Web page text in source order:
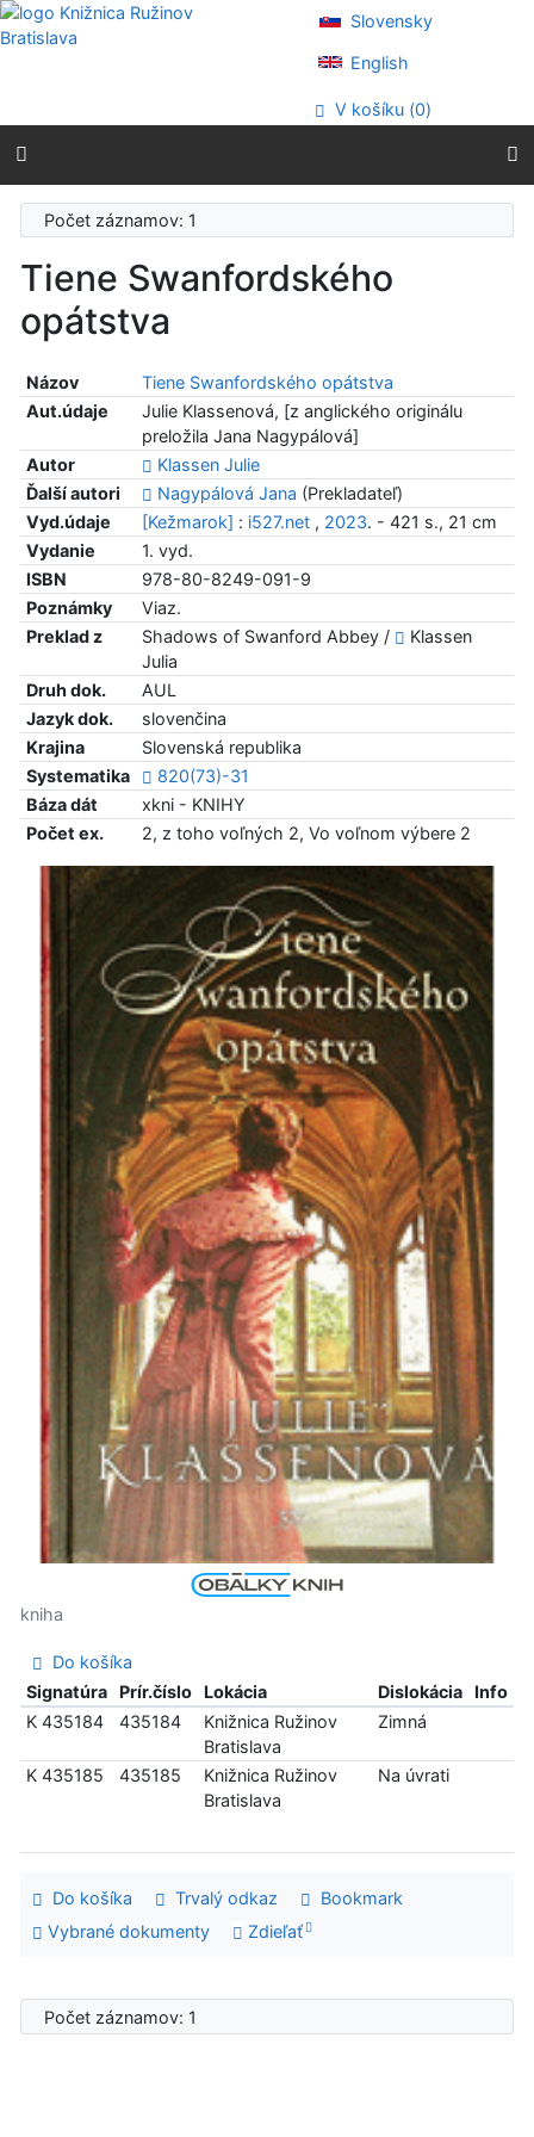
Prejsť na obsah
Prejsť na menu
Prehlásenie o webovej prístupnosti
Slovensky
English
V košíku (0)
Počet záznamov: 1
Tiene Swanfordského
opátstva
Názov
Tiene Swanfordského opátstva
Aut.údaje
Julie Klassenová, [z anglického originálu
preložila Jana Nagypálová]
Autor
Klassen Julie
Ďalší autori
Nagypálová Jana (Prekladateľ)
Vyd.údaje
[Kežmarok] : i527.net, 2023. - 421 s., 21 cm
Vydanie
1. vyd.
ISBN
978-80-8249-091-9
Poznámky
Viaz.
Preklad z
Shadows of Swanford Abbey /
Klassen
Julia
Druh dok.
AUL
Jazyk dok.
slovenčina
Krajina
Slovenská republika
Systematika
820(73)-31
Báza dát
xkni - KNIHY
Počet ex.
2, z toho voľných 2, Vo voľnom výbere 2
kniha
Do košíka
Signatúra
Prír.číslo Lokácia Dislokácia
Info
K 435184
435184
Knižnica Ružinov
Bratislava
Zimná
K 435185 435185
Knižnica Ružinov
Bratislava
Na úvrati
Do košíka Trvalý odkaz
Bookmark
Vybrané dokumenty
Zdieľať
Počet záznamov: 1